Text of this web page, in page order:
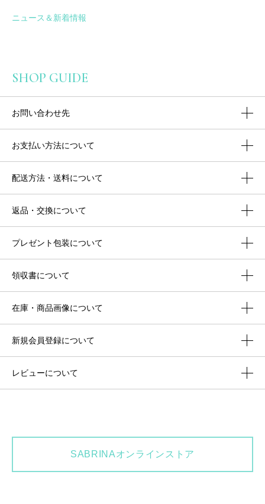
ニュース＆新着情報
SHOP GUIDE
お問い合わせ先
お支払い方法について
配送方法・送料について
返品・交換について
プレゼント包装について
領収書について
在庫・商品画像について
新規会員登録について
レビューについて
SABRINAオンラインストア